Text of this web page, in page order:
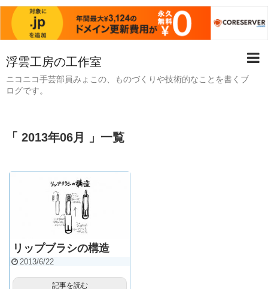
浮雲工房の工作室
ニコニコ手芸部員みょこの、ものづくりや技術的なことを書くブ
ログです。
「 2013年06月 」一覧
リップブラシの構造
2013/6/22
記事を読む